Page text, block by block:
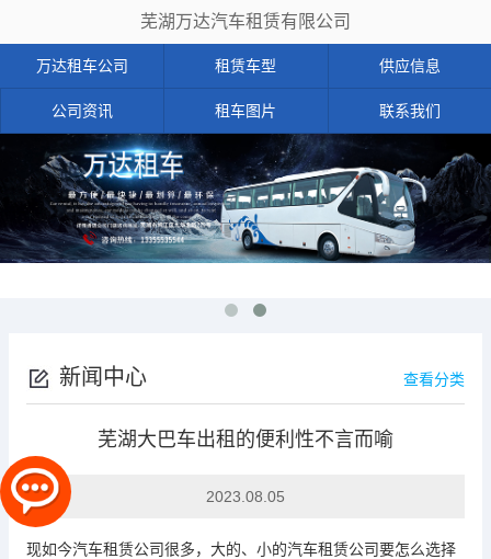
芜湖万达汽车租赁有限公司
万达租车公司 租赁车型 供应信息
公司资讯 租车图片 联系我们
新闻中心 查看分类
芜湖大巴车出租的便利性不言而喻
2023.08.05
现如今汽车租赁公司很多，大的、小的汽车租赁公司要怎么选择